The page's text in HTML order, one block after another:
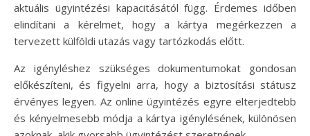
aktuális ügyintézési kapacitásától függ. Érdemes időben
elindítani a kérelmet, hogy a kártya megérkezzen a
tervezett külföldi utazás vagy tartózkodás előtt.
Az igényléshez szükséges dokumentumokat gondosan
előkészíteni, és figyelni arra, hogy a biztosítási státusz
érvényes legyen. Az online ügyintézés egyre elterjedtebb
és kényelmesebb módja a kártya igénylésének, különösen